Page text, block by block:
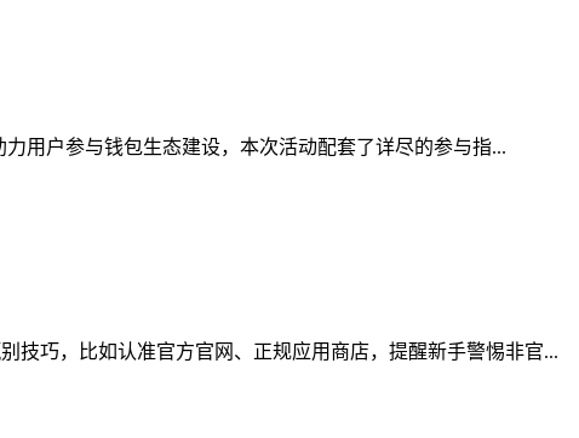
用户参与钱包生态建设，本次活动配套了详尽的参与指...
技巧，比如认准官方官网、正规应用商店，提醒新手警惕非官...